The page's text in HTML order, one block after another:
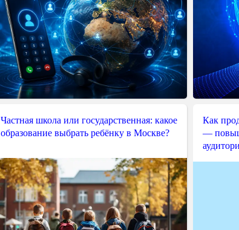
Частная школа или государственная: какое
образование выбрать ребёнку в Москве?
Как
—